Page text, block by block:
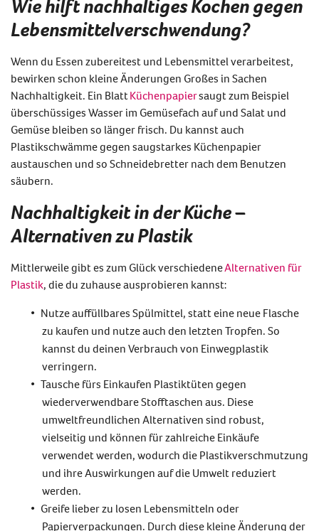
Wie hilft nachhaltiges Kochen gegen
Lebensmittelverschwendung?
Wenn du Essen zubereitest und Lebensmittel verarbeitest,
bewirken schon kleine Änderungen Großes in Sachen
Nachhaltigkeit. Ein Blatt Küchenpapiersaugt zum Beispiel
überschüssiges Wasser im Gemüsefach auf und Salat und
Gemüse bleiben so länger frisch. Du kannst auch
Plastikschwämme gegen saugstarkes Küchenpapier
austauschen und so Schneidebretter nach dem Benutzen
säubern.
Nachhaltigkeit in der Küche –
Alternativen zu Plastik
Mittlerweile gibt es zum GlückverschiedeneAlternativen für
Plastik, die du zuhause ausprobieren kannst:
Nutze auffüllbares Spülmittel, statt eine neue Flasche
zu kaufen und nutze auch den letzten Tropfen. So
kannst du deinen Verbrauch von Einwegplastik
verringern.
Tausche fürs Einkaufen Plastiktüten gegen
wiederverwendbare Stofftaschen aus. Diese
umweltfreundlichen Alternativen sind robust,
vielseitig und können für zahlreiche Einkäufe
verwendet werden, wodurch die Plastikverschmutzung
und ihre Auswirkungen auf die Umwelt reduziert
werden.
Greife lieber zu losen Lebensmitteln oder
Papierverpackungen. Durch diese kleine Änderung der